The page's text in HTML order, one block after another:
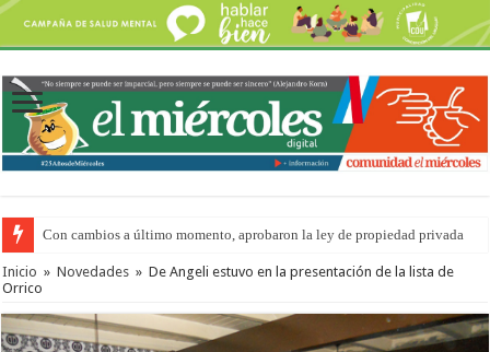
Con cambios a último momento, aprobaron la ley de propiedad privada
Adopción en Entre Ríos: el 35% de los 90 niños, niñas y adolescentes que
Inicio » Novedades » De Angeli estuvo en la presentación de la lista de
Orrico